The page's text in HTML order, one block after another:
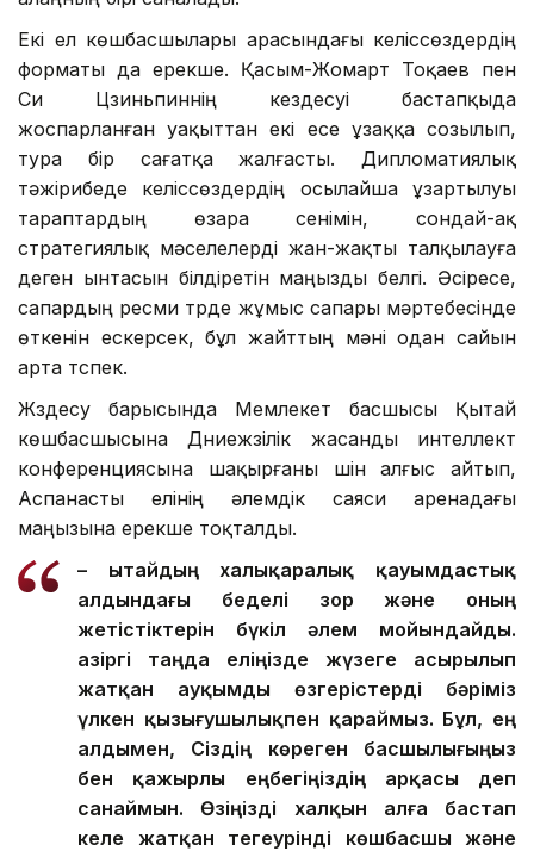
Екі ел көшбасшылары арасындағы келіссөздердің
форматы да ерекше. Қасым-Жомарт Тоқаев пен
Си Цзиньпиннің кездесуі бастапқыда
жоспарланған уақыттан екі есе ұзаққа созылып,
тура бір сағатқа жалғасты. Дипломатиялық
тәжірибеде келіссөздердің осылайша ұзартылуы
тараптардың өзара сенімін, сондай-ақ
стратегиялық мәселелерді жан-жақты талқылауға
деген ынтасын білдіретін маңызды белгі. Әсіресе,
сапардың ресми түрде жұмыс сапары мәртебесінде
өткенін ескерсек, бұл жайттың мәні одан сайын
арта түспек.
Жүздесу барысында Мемлекет басшысы Қытай
көшбасшысына Дүниежүзілік жасанды интеллект
конференциясына шақырғаны үшін алғыс айтып,
Аспанасты елінің әлемдік саяси аренадағы
маңызына ерекше тоқталды.
– Қытайдың халықаралық қауымдастық
алдындағы беделі зор және оның
жетістіктерін бүкіл әлем мойындайды.
Қазіргі таңда еліңізде жүзеге асырылып
жатқан ауқымды өзгерістерді бәріміз
үлкен қызығушылықпен қараймыз. Бұл, ең
алдымен, Сіздің көреген басшылығыңыз
бен қажырлы еңбегіңіздің арқасы деп
санаймын. Өзіңізді халқын алға бастап
келе жатқан тегеурінді көшбасшы және